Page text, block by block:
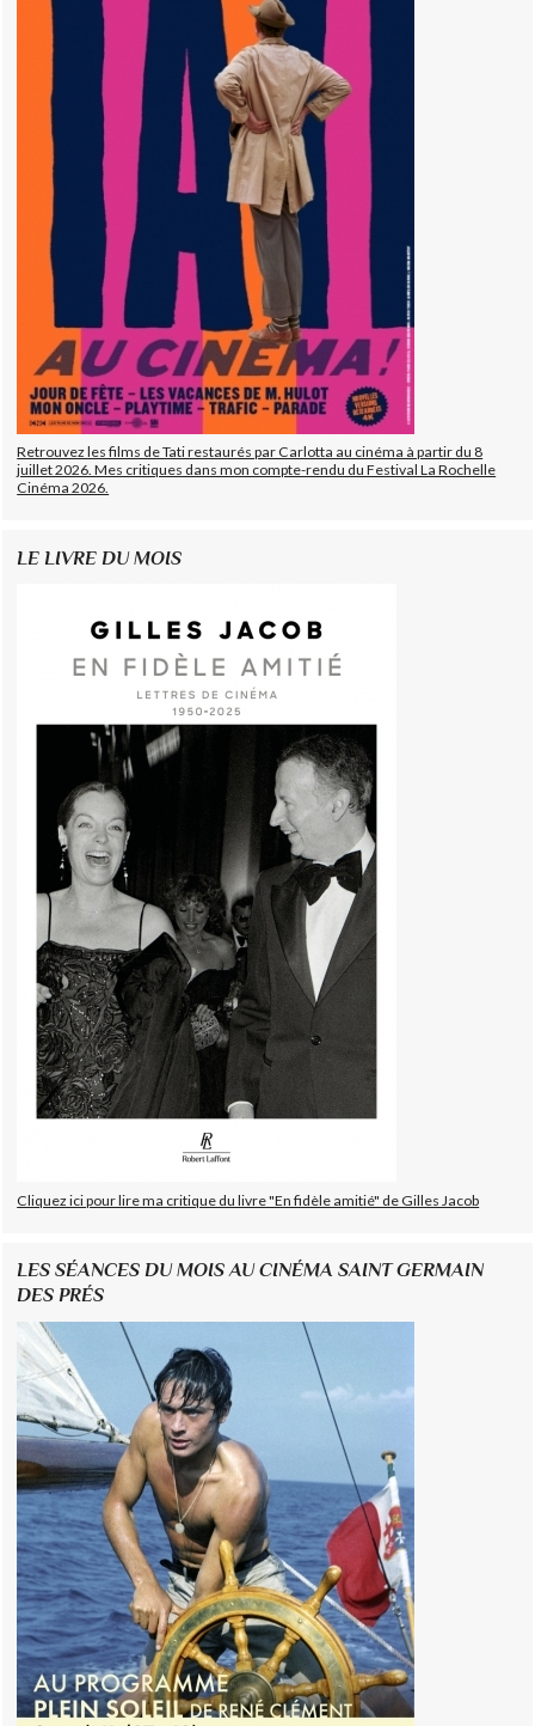
Retrouvez les films de Tati restaurés par Carlotta au cinéma à partir du 8
juillet 2026. Mes critiques dans mon compte-rendu du Festival La Rochelle
Cinéma 2026.
LE LIVRE DU MOIS
Cliquez ici pour lire ma critique du livre "En fidèle amitié" de Gilles Jacob
LES SÉANCES DU MOIS AU CINÉMA SAINT GERMAIN
DES PRÉS